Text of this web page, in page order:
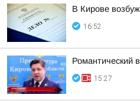
В Кирове
16:52
Романтический
15:27